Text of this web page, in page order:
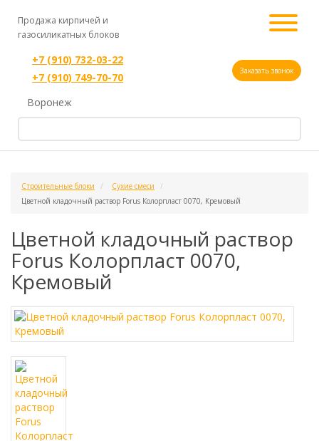
Продажа кирпичей и
газосиликатных блоков
+7 (910) 732-03-22
+7 (910) 749-70-70
Заказать звонок
Воронеж
Строительные блоки
Сухие смеси
Цветной кладочный раствор Forus Колорпласт 0070, Кремовый
Цветной кладочный раствор
Forus Колорпласт 0070,
Кремовый